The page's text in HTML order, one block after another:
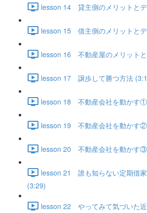
lesson 14 貸主側のメリットと
lesson 15 借主側のメリットと
lesson 16 不動産屋のメリット
lesson 17 譲歩して勝つ方法
lesson 18 不動産会社を動かす
lesson 19 不動産会社を動かす
lesson 20 不動産会社を動かす
lesson 21 誰も知らない定期借
(3:29)
lesson 22 やってみて気づいた